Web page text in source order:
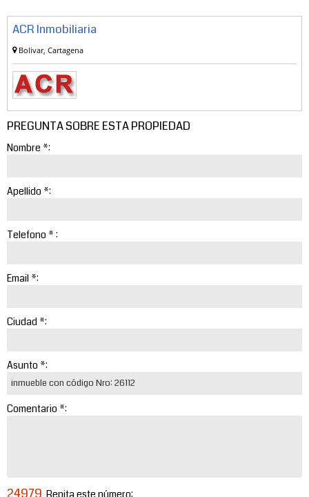
ACR Inmobiliaria
Bolivar, Cartagena
PREGUNTA SOBRE ESTA PROPIEDAD
Nombre *:
Apellido *:
Telefono * :
Email *:
Ciudad *:
Asunto *:
Comentario *:
24979 Repita este número: